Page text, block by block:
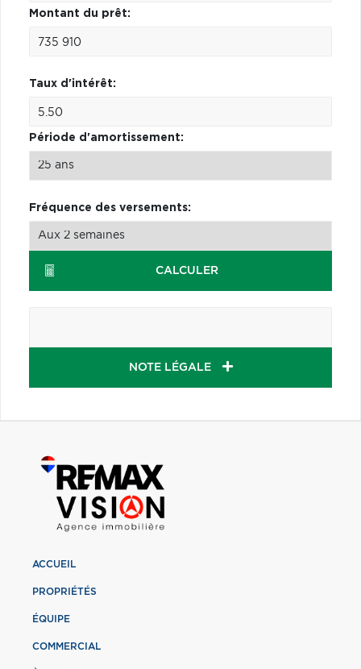
Montant du prêt:
Taux d'intérêt:
Période d'amortissement:
Fréquence des versements:
CALCULER
NOTE LÉGALE
ACCUEIL
PROPRIÉTÉS
ÉQUIPE
COMMERCIAL